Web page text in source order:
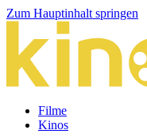
Zum Hauptinhalt springen
Filme
Kinos